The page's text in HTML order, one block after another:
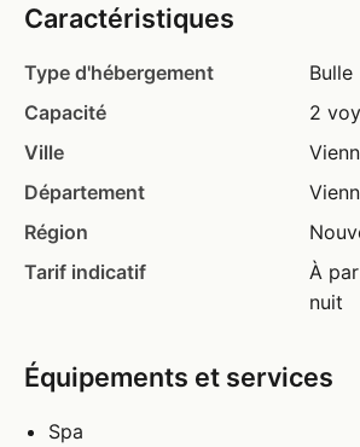
Caractéristiques
Type d'hébergement
Bulle
Capacité
2
Ville
Département
Région
Tarif indicatif
À
nuit
Équipements et services
Spa